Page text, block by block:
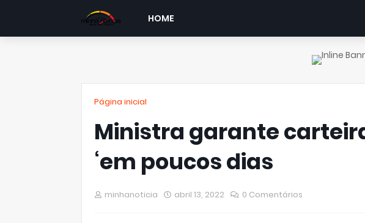
HOME
Página inicial
Ministra garante
‘em poucos dias
minhanoticia abril 13, 2022 0 Comentários